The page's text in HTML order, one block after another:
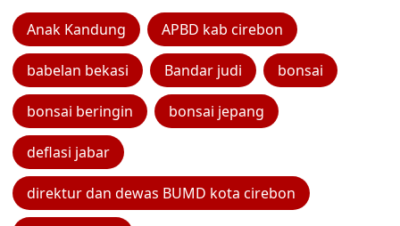
Anak Kandung APBD kab cirebon
babelan bekasi Bandar judi bonsai
bonsai beringin bonsai jepang
deflasi jabar
direktur dan dewas BUMD kota cirebon